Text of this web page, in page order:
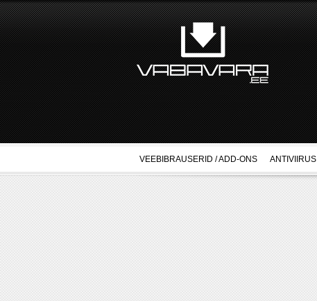
VEEBIBRAUSERID / ADD-ONS ANTIVIIRUS